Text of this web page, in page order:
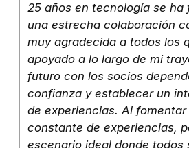
25 años en tecnología se ha
una estrecha colaboración
muy agradecida a todos los
apoyado a lo largo de mi
futuro con los socios
confianza y establecer un
de experiencias. Al
constante de experiencias,
escenario ideal donde todos